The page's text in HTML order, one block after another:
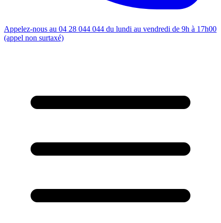
Appelez-nous au 04 28 044 044 du lundi au vendredi de 9h à 17h00
(appel non surtaxé)